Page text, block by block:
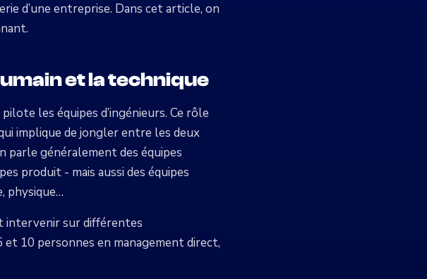
d’une entreprise. Dans cet article, on
et la technique
les équipes d’ingénieurs. Ce rôle
implique de jongler entre les deux
parle généralement des équipes
produit - mais aussi des équipes
physique…
intervenir sur différentes
10 personnes en management direct,